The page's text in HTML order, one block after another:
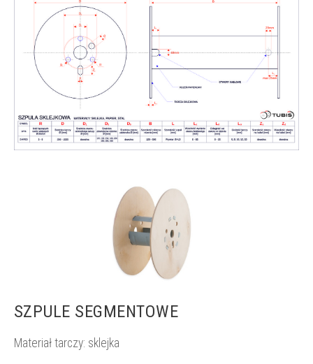
SZPULE SEGMENTOWE
Materiał tarczy: sklejka